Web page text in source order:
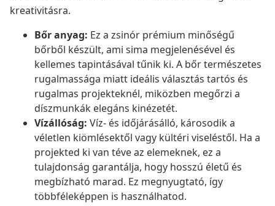
kreativitásra.
Bőr anyag: Ez a zsinór prémium minőségű
bőrből készült, ami sima megjelenésével és
kellemes tapintásával tűnik ki. A bőr természetes
rugalmassága miatt ideális választás tartós és
rugalmas projekteknél, miközben megőrzi a
díszmunkák elegáns kinézetét.
Vízállóság: Víz- és időjárásálló, károsodik a
véletlen kiömlésektől vagy kültéri viseléstől. Ha a
projekted ki van téve az elemeknek, ez a
tulajdonság garantálja, hogy hosszú életű és
megbízható marad. Ez megnyugtató, így
többféleképpen is használhatod.